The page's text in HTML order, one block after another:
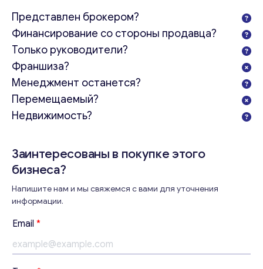
Представлен брокером?
Финансирование со стороны продавца?
Только руководители?
Франшиза?
Менеджмент останется?
Перемещаемый?
Недвижимость?
Заинтересованы в покупке этого
бизнеса?
Напишите нам и мы свяжемся с вами для уточнения
информации.
Email *
*